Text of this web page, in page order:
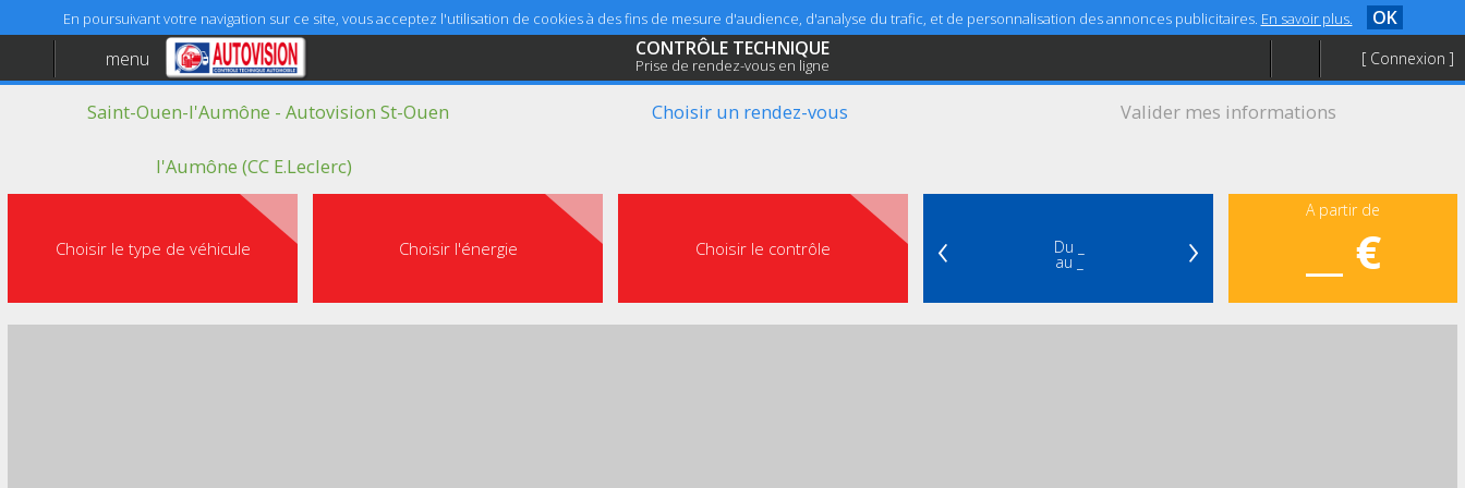
En poursuivant votre navigation sur ce site, vous acceptez l'utilisation de cookies à des fins de mesure d'audience, d'analyse du trafic, et de personnalisation des annonces publicitaires. En savoir plus. OK
Mentions légales
menu CONTRÔLE TECHNIQUE
Prise de rendez-vous en ligne [ Connexion ]
Saint-Ouen-l'Aumône - Autovision St-Ouen
l'Aumône (CC E.Leclerc)
Choisir un rendez-vous Valider mes informations
Choisir le type de véhicule Choisir l'énergie Choisir le contrôle ‹ Du _
au _ ›
A partir de
__ €